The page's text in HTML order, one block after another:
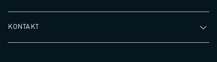
KONTAKT